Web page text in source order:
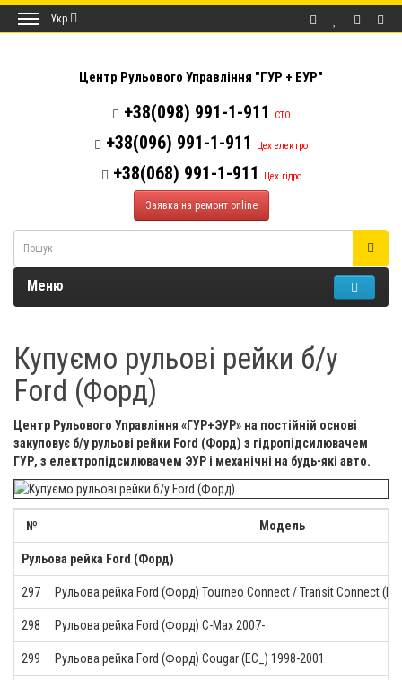
Укр
Центр Рульового Управління "ГУР + ЕУР"
+38(098) 991-1-911 СТО
+38(096) 991-1-911 Цех електро
+38(068) 991-1-911 Цех гідро
Заявка на ремонт online
Меню
Купуємо рульові рейки б/у
Ford (Форд)
Центр Рульового Управління «ГУР+ЭУР» на постійній основі
закуповує б/у рульові рейки Ford (Форд) з гідропідсилювачем
ГУР, з електропідсилювачем ЭУР і механічні на будь-які авто.
№ Модель
Рульова рейка Ford (Форд)
297 Рульова рейка Ford (Форд) Tourneo Connect / Transit Connect
298 Рульова рейка Ford (Форд) C-Max 2007-
299 Рульова рейка Ford (Форд) Cougar (EC_) 1998-2001